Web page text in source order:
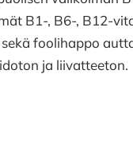
B1-, B6-, B12-
foolihappo
ja liivatteeton.